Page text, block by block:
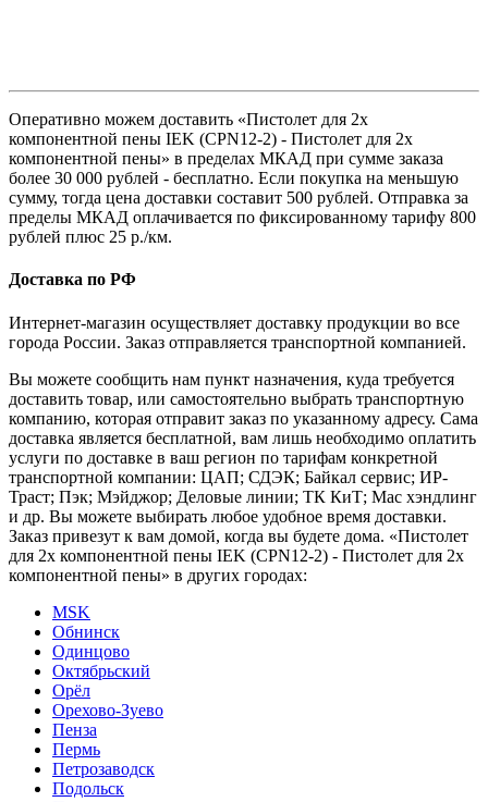
Оперативно можем доставить «Пистолет для 2х
компонентной пены IEK (CPN12-2) - Пистолет для 2х
компонентной пены» в пределах МКАД при сумме заказа
более 30 000 рублей - бесплатно. Если покупка на меньшую
сумму, тогда цена доставки составит 500 рублей. Отправка за
пределы МКАД оплачивается по фиксированному тарифу 800
рублей плюс 25 р./км.
Доставка по РФ
Интернет-магазин осуществляет доставку продукции во все
города России. Заказ отправляется транспортной компанией.
Вы можете сообщить нам пункт назначения, куда требуется
доставить товар, или самостоятельно выбрать транспортную
компанию, которая отправит заказ по указанному адресу. Сама
доставка является бесплатной, вам лишь необходимо оплатить
услуги по доставке в ваш регион по тарифам конкретной
транспортной компании: ЦАП; СДЭК; Байкал сервис; ИР-
Траст; Пэк; Мэйджор; Деловые линии; ТК КиТ; Мас хэндлинг
и др. Вы можете выбирать любое удобное время доставки.
Заказ привезут к вам домой, когда вы будете дома. «Пистолет
для 2х компонентной пены IEK (CPN12-2) - Пистолет для 2х
компонентной пены» в других городах:
MSK
Обнинск
Одинцово
Октябрьский
Орёл
Орехово-Зуево
Пенза
Пермь
Петрозаводск
Подольск